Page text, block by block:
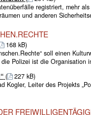
registriert, mehr
und anderen
168 kB)
soll einen
Polizei ist die Organisation
(
227 kB)
Kogler, Leiter des Projekts